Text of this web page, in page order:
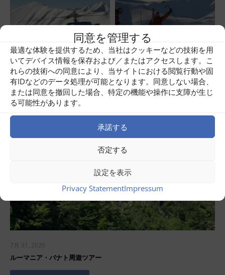
同意を管理する
最適な体験を提供するため、当社はクッキーなどの技術を用
いてデバイス情報を保存および／またはアクセスします。こ
れらの技術への同意により、当サイトにおける閲覧行動や固
有IDなどのデータ処理が可能となります。同意しない場合、
または同意を撤回した場合、特定の機能や操作に支障が生じ
る可能性があります。
承諾する
否定する
設定を表示
Privacy StatementImpressum
Share 1
Related posts
7月 31, 2026
ルーマニア・バナト周遊ツアー